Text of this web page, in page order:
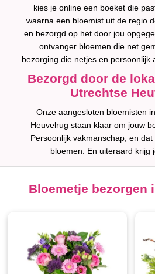
kies je online een boeket die
waarna een bloemist uit de regio
en bezorgd op het door jou
ontvanger bloemen die net
bezorging die netjes en persoonlijk
Bezorgd door de
Utrechtse
Onze aangesloten bloemisten
Heuvelrug staan klaar om jouw
Persoonlijk vakmanschap, en
bloemen. En uiteraard krijg
Bloemetje bezorgen